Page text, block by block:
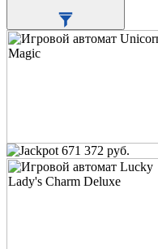
671 372 руб.